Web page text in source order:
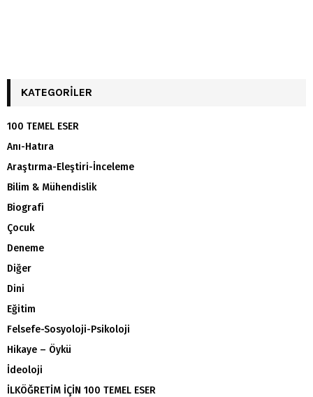
KATEGORILER
100 TEMEL ESER
Anı-Hatıra
Araştırma-Eleştiri-İnceleme
Bilim & Mühendislik
Biografi
Çocuk
Deneme
Diğer
Dini
Eğitim
Felsefe-Sosyoloji-Psikoloji
Hikaye – Öykü
İdeoloji
İLKÖĞRETİM İÇİN 100 TEMEL ESER